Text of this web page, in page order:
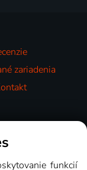
zariadenia
funkcií